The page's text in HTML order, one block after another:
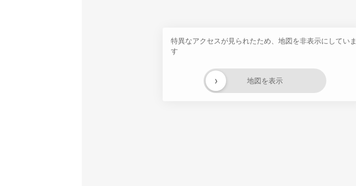
特異なアクセスが見られたため、地図を非表示にしていま
す
地図を表示
›